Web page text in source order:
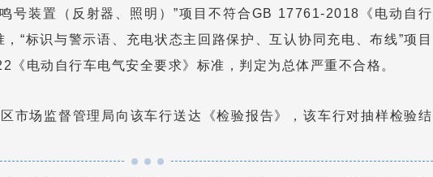
号装置（反射器、照明）”项目不符合GB 17761-2018《电动自行
“标识与警示语、充电状态主回路保护、互认协同充电、布线”项目
电动自行车电气安全要求》标准，判定为总体严重不合格。
市场监督管理局向该车行送达《检验报告》，该车行对抽样检验结